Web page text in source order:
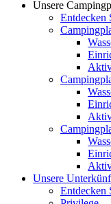
Unsere
Entdecken
Unsere
Entdecken